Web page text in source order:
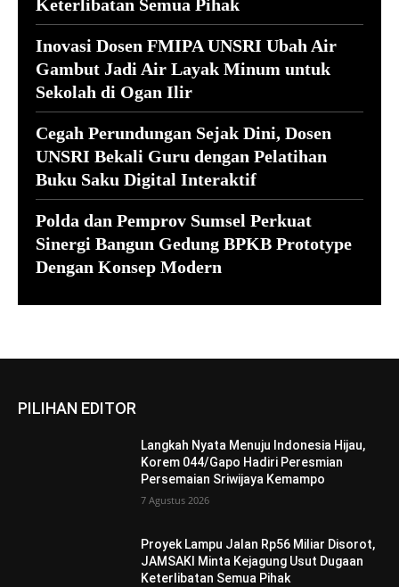
Keterlibatan Semua Pihak
Inovasi Dosen FMIPA UNSRI Ubah Air
Gambut Jadi Air Layak Minum untuk
Sekolah di Ogan Ilir
Cegah Perundungan Sejak Dini, Dosen
UNSRI Bekali Guru dengan Pelatihan
Buku Saku Digital Interaktif
Polda dan Pemprov Sumsel Perkuat
Sinergi Bangun Gedung BPKB Prototype
Dengan Konsep Modern
PILIHAN EDITOR
Langkah Nyata Menuju Indonesia Hijau,
Korem 044/Gapo Hadiri Peresmian
Persemaian Sriwijaya Kemampo
7 Agustus 2026
Proyek Lampu Jalan Rp56 Miliar Disorot,
JAMSAKI Minta Kejagung Usut Dugaan
Keterlibatan Semua Pihak